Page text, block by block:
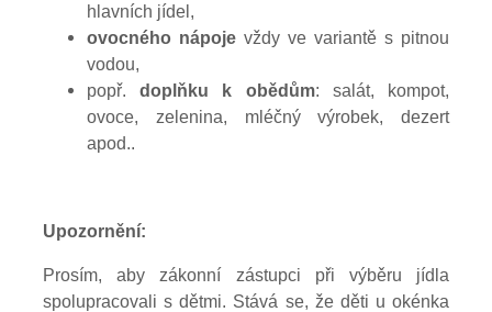
hlavních jídel,
ovocného nápoje vždy ve variantě s pitnou
vodou,
popř.doplňku k obědům: salát, kompot,
ovoce, zelenina, mléčný výrobek, dezert
apod..
Upozornění:
Prosím, aby zákonní zástupci při výběru jídla
spolupracovali s dětmi. Stává se, že děti u okénka